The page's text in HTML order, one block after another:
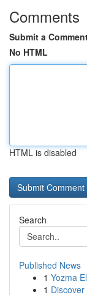
Comments
Submit a
No HTML
HTML is disabled
Search
Published News
1 Yozma
1